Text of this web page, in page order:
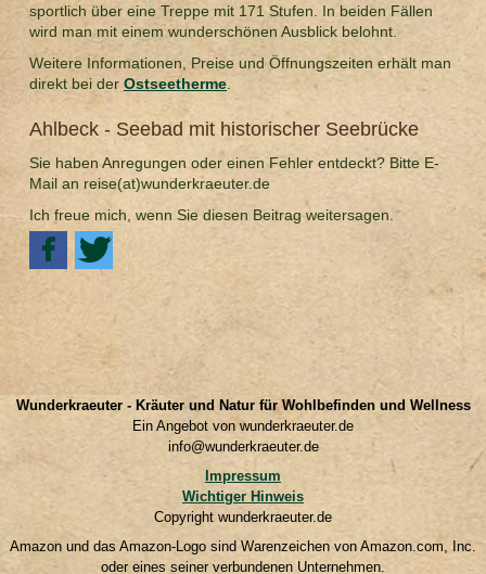
sportlich über eine Treppe mit 171 Stufen. In beiden Fällen
wird man mit einem wunderschönen Ausblick belohnt.
Weitere Informationen, Preise und Öffnungszeiten erhält man
direkt bei der Ostseetherme
Ahlbeck - Seebad mit historischer Seebrücke
Sie haben Anregungen oder einen Fehler entdeckt? Bitte E-
Mail an reise(at)wunderkraeuter.de
Ich freue mich, wenn Sie diesen Beitrag weitersagen.
Wunderkraeuter - Kräuter und Natur für Wohlbefinden und Wellness
Ein Angebot von wunderkraeuter.de
info@wunderkraeuter.de
Impressum
Wichtiger Hinweis
Copyright wunderkraeuter.de
Amazon und das Amazon-Logo sind Warenzeichen von Amazon.com, Inc.
oder eines seiner verbundenen Unternehmen.